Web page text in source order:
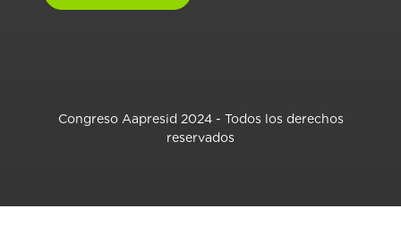
Congreso Aapresid 2024 - Todos los derechos
reservados